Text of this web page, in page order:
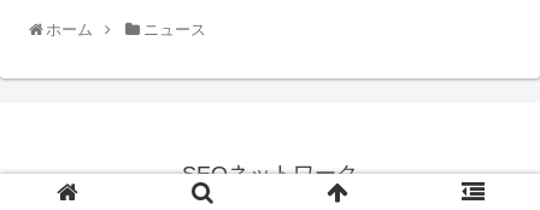
ホーム ニュース
SEOネットワーク